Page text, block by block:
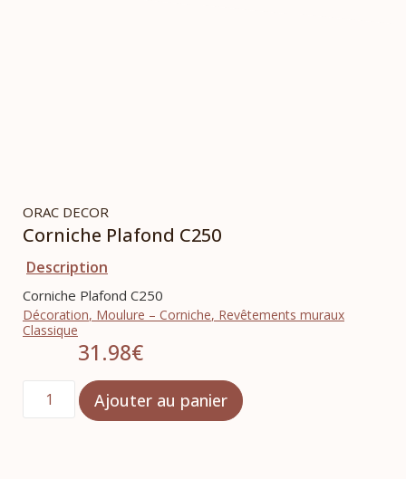
ORAC DECOR
Corniche Plafond C250
Description
Corniche Plafond C250
Décoration, Moulure – Corniche, Revêtements muraux
Classique
31.98€
Ajouter au panier